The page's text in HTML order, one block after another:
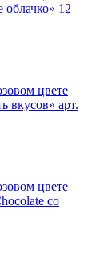
облачко» 12 —
вкусов» арт.
со